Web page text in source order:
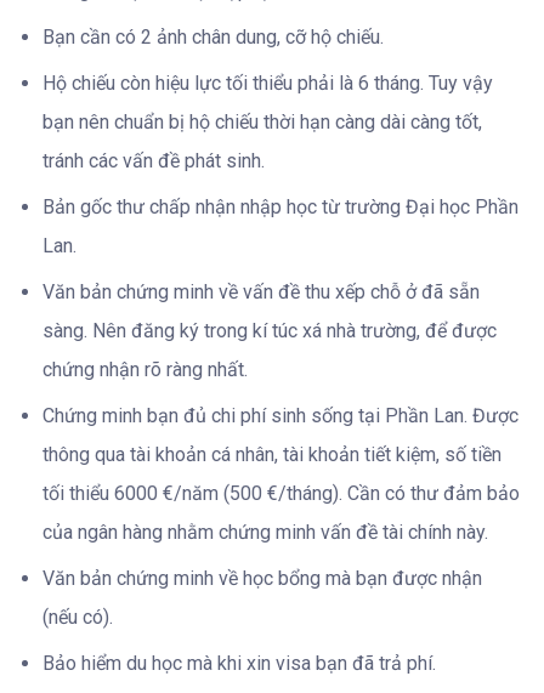
Bạn cần có 2 ảnh chân dung, cỡ hộ chiếu.
Hộ chiếu còn hiệu lực tối thiểu phải là 6 tháng. Tuy vậy
bạn nên chuẩn bị hộ chiếu thời hạn càng dài càng tốt,
tránh các vấn đề phát sinh.
Bản gốc thư chấp nhận nhập học từ trường Đại học Phần
Lan.
Văn bản chứng minh về vấn đề thu xếp chỗ ở đã sẵn
sàng. Nên đăng ký trong kí túc xá nhà trường, để được
chứng nhận rõ ràng nhất.
Chứng minh bạn đủ chi phí sinh sống tại Phần Lan. Được
thông qua tài khoản cá nhân, tài khoản tiết kiệm, số tiền
tối thiểu 6000 €/năm (500 €/tháng). Cần có thư đảm bảo
của ngân hàng nhằm chứng minh vấn đề tài chính này.
Văn bản chứng minh về học bổng mà bạn được nhận
(nếu có).
Bảo hiểm du học mà khi xin visa bạn đã trả phí.